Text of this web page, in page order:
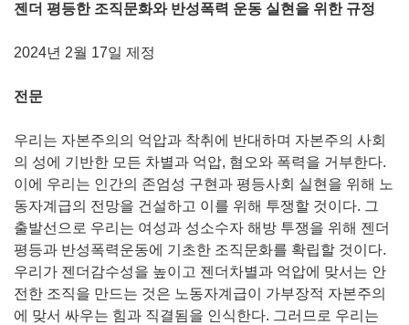
젠더 평등한 조직문화와 반성폭력 운동 실현을 위한 규정
2024년 2월 17일 제정
전문
우리는 자본주의의 억압과 착취에 반대하며 자본주의 사회
의 성에 기반한 모든 차별과 억압, 혐오와 폭력을 거부한다.
이에 우리는 인간의 존엄성 구현과 평등사회 실현을 위해 노
동자계급의 전망을 건설하고 이를 위해 투쟁할 것이다. 그
출발선으로 우리는 여성과 성소수자 해방 투쟁을 위해 젠더
평등과 반성폭력운동에 기초한 조직문화를 확립할 것이다.
우리가 젠더감수성을 높이고 젠더차별과 억압에 맞서는 안
전한 조직을 만드는 것은 노동자계급이 가부장적 자본주의
에 맞서 싸우는 힘과 직결됨을 인식한다. 그러므로 우리는